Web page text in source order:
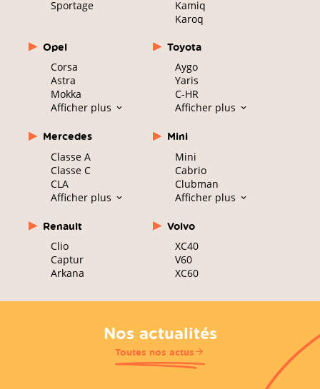
Sportage
Kamiq
Karoq
Opel
Corsa
Astra
Mokka
Afficher plus
Toyota
Aygo
Yaris
C-HR
Afficher plus
Mercedes
Classe A
Classe C
CLA
Afficher plus
Mini
Mini
Cabrio
Clubman
Afficher plus
Renault
Clio
Captur
Arkana
Volvo
XC40
V60
XC60
Nos actualités
Toutes nos actus